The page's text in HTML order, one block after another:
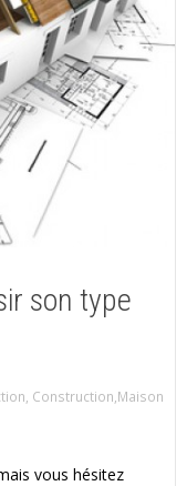
son type
Construction Maison
vous hésitez